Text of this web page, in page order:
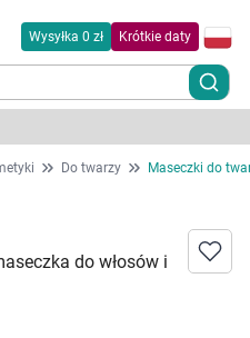
Wysyłka 0 zł Krótkie daty
Do twarzy Maseczki do